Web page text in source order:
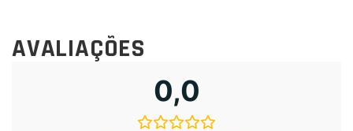
AVALIAÇÕES
0,0